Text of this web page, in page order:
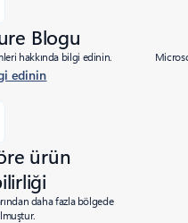
Blogu
hakkında bilgi edinin.
edinin
ürün
daha fazla bölgede